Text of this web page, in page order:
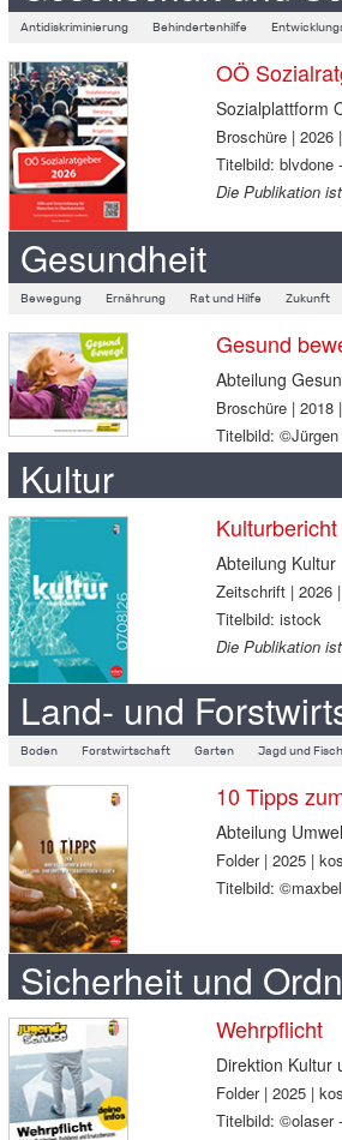
Antidiskriminierung Behindertenhilfe
OÖ
Sozialplattform
Broschüre |
Titelbild: blvdone
Die Publikation
Gesundheit
Bewegung Ernährung Rat und Hilfe Zukunft
Gesund
Abteilung
Broschüre | 2018
Titelbild:
Kultur
Abteilung Kultur
Zeitschrift | 2026
Titelbild: istock
Die Publikation
Land- und
Boden Forstwirtschaft Garten Jagd und
10 Tipps
Abteilung
Folder | 2025 |
Titelbild:
Sicherheit und
Wehrpflicht
Direktion Kultur
Folder | 2025 |
Titelbild: ©olaser